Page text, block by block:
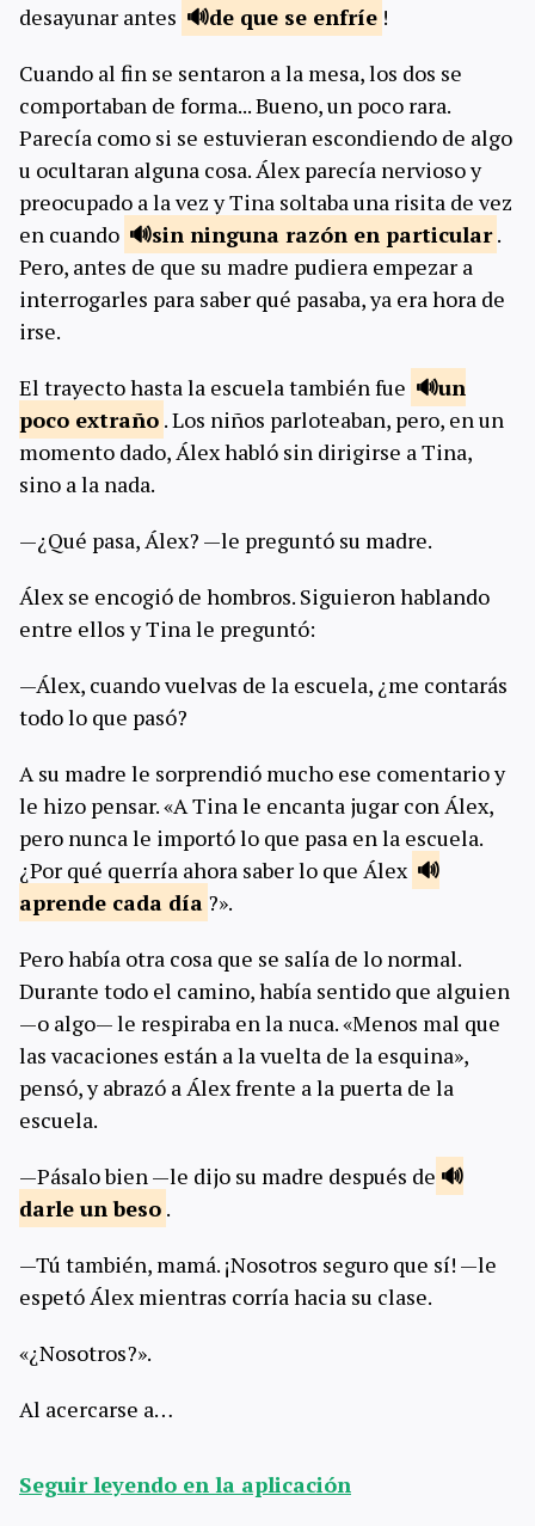
desayunar antes
de que se enfríe !
Cuando al fin se sentaron a la mesa, los dos se
comportaban de forma... Bueno, un poco rara.
Parecía como si se estuvieran escondiendo de algo
u ocultaran alguna cosa. Álex parecía nervioso y
preocupado a la vez y Tina soltaba una risita de vez
en cuando
sin ninguna razón en particular .
Pero, antes de que su madre pudiera empezar a
interrogarles para saber qué pasaba, ya era hora de
irse.
El trayecto hasta la escuela también fue
un
poco extraño . Los niños parloteaban, pero, en un
momento dado, Álex habló sin dirigirse a Tina,
sino a la nada.
—¿Qué pasa, Álex? —le preguntó su madre.
Álex se encogió de hombros. Siguieron hablando
entre ellos y Tina le preguntó:
—Álex, cuando vuelvas de la escuela, ¿me contarás
todo lo que pasó?
A su madre le sorprendió mucho ese comentario y
le hizo pensar. «A Tina le encanta jugar con Álex,
pero nunca le importó lo que pasa en la escuela.
¿Por qué querría ahora saber lo que Álex
aprende cada día ?».
Pero había otra cosa que se salía de lo normal.
Durante todo el camino, había sentido que alguien
—o algo— le respiraba en la nuca. «Menos mal que
las vacaciones están a la vuelta de la esquina»,
pensó, y abrazó a Álex frente a la puerta de la
escuela.
—Pásalo bien —le dijo su madre después de
darle unbeso .
—Tú también, mamá. ¡Nosotros seguro que sí! —le
espetó Álex mientras corría hacia su clase.
«¿Nosotros?».
Al acercarse a…
Seguir leyendo en la aplicación